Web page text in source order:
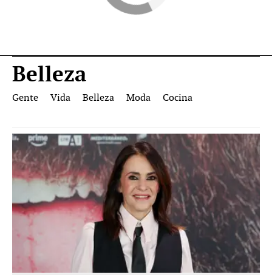
Belleza
Gente Vida Belleza Moda Cocina